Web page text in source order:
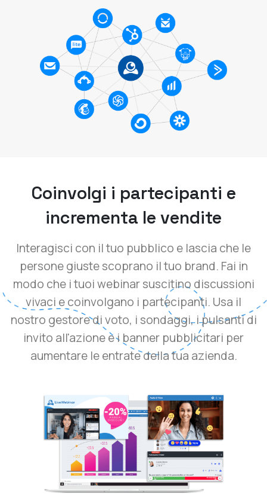
Coinvolgi i partecipanti e
incrementa le vendite
Interagisci con il tuo pubblico e lascia che le
persone giuste scoprano il tuo brand. Fai in
modo che i tuoi webinar suscitino discussioni
vivaci e coinvolgano i partecipanti. Usa il
nostro gestore di voto, i sondaggi, i pulsanti di
invito all'azione e i banner pubblicitari per
aumentare le entrate della tua azienda.